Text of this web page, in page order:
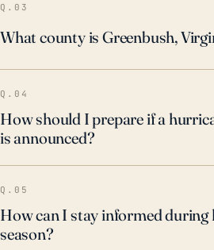
Q.03
What county is Greenbush,
Q.04
How should I prepare if a
is announced?
Q.05
How can I stay informed during
season?